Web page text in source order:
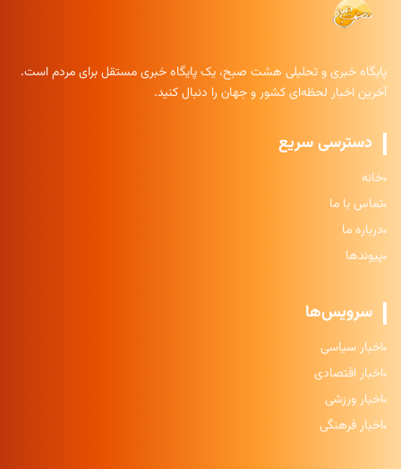
پایگاه خبری و تحلیلی هشت صبح، یک پایگاه خبری مستقل برای مردم است.
آخرین اخبار لحظه‌ای کشور و جهان را دنبال کنید.
دسترسی سریع
خانه
تماس با ما
درباره ما
پیوندها
سرویس‌ها
اخبار سیاسی
اخبار اقتصادی
اخبار ورزشی
اخبار فرهنگی